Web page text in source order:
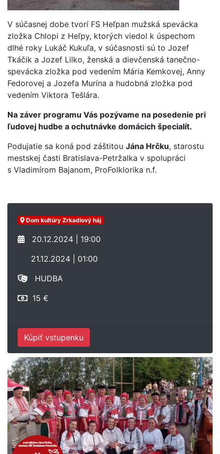
V súčasnej dobe tvorí FS Heľpan mužská spevácka
zložka Chlopi z Heľpy, ktorých viedol k úspechom
dlhé roky Lukáč Kukuľa, v súčasnosti sú to Jozef
Tkáčik a Jozef Lilko, ženská a dievčenská tanečno-
spevácka zložka pod vedením Mária Kemkovej, Anny
Fedorovej a Jozefa Murína a hudobná zložka pod
vedením Viktora Tešlára.
Na záver programu Vás pozývame na posedenie pri
ľudovej hudbe a ochutnávke domácich špecialít.
Podujatie sa koná pod záštitou Jána Hrčku, starostu
mestskej časti Bratislava-Petržalka v spolupráci
s Vladimírom Bajanom, ProFolklorika n.f.
Dom kultúry Zrkadlový háj
20.12.2024 | 19:00
21.12.2024 | 01:00
HUDBA
15 €
Kúpiť vstupenku